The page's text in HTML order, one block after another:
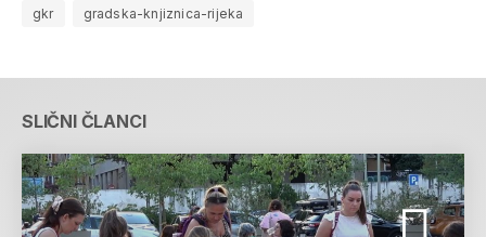
gkr gradska-knjiznica-rijeka
SLIČNI ČLANCI